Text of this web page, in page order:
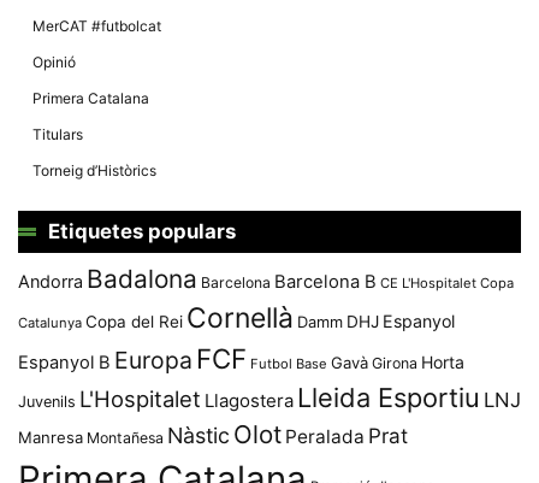
MerCAT #futbolcat
Opinió
Primera Catalana
Titulars
Torneig d’Històrics
Etiquetes populars
Andorra Badalona Barcelona Barcelona B CE L'Hospitalet Copa
Catalunya Copa del Rei Cornellà Damm DHJ Espanyol
Espanyol B Europa FCF Futbol Base Gavà Girona Horta
Juvenils L'Hospitalet Llagostera Lleida Esportiu LNJ
Manresa Montañesa Nàstic Olot Peralada Prat